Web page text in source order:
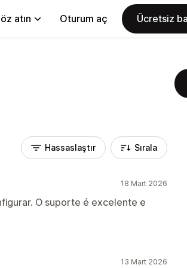
atın Oturum aç Ücretsiz
Hassaslaştır Sırala
18 Mart 2026
O suporte é excelente e
13 Mart 2026